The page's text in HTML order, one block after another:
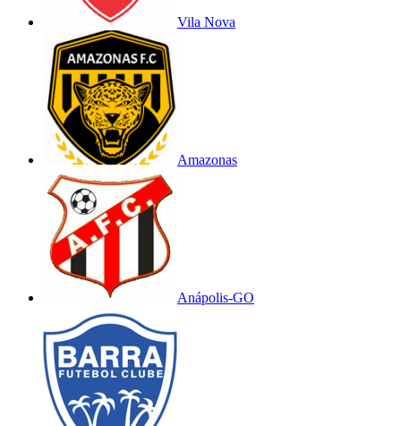
Vila Nova
Amazonas
Anápolis-GO